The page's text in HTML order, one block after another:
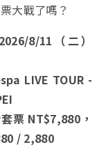
大戰了嗎？
8/11（二）
LIVE TOUR -
票 NT$7,880，
/ 2,880